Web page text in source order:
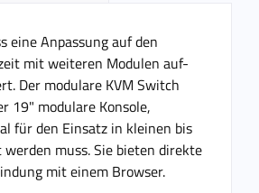
eine Anpassung auf den
mit weiteren Modulen auf-
Der modulare KVM Switch
19" modulare Konsole,
für den Einsatz in kleinen bis
muss. Sie bieten direkte
mit einem Browser.